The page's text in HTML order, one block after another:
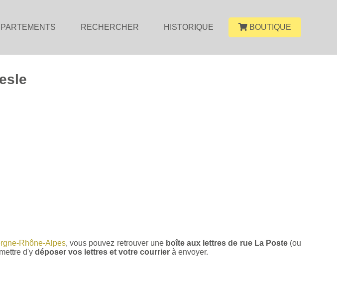
RECHERCHER HISTORIQUE BOUTIQUE
Rhône-Alpes, vous pouvez retrouver une boîte aux lettres de rue La Poste(ou
d'y déposer vos lettres et votre courrier à envoyer.